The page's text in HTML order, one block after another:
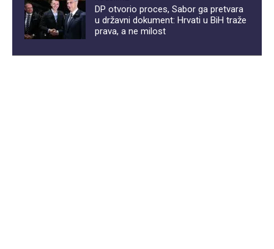
DP otvorio proces, Sabor ga pretvara
u državni dokument: Hrvati u BiH traže
prava, a ne milost